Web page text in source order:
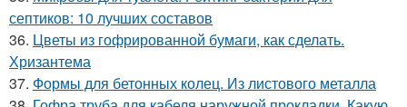
септиков: 10 лучших составов
36. Цветы из гофрированной бумаги, как сделать.
Хризантема
37. Формы для бетонных колец. Из листового металла